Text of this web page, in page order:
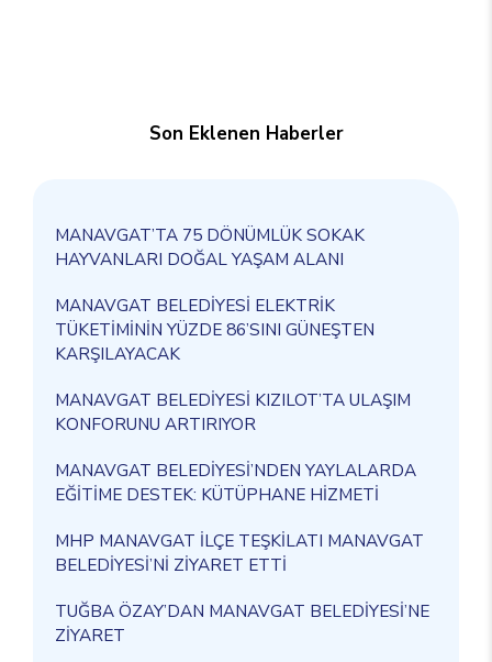
Son Eklenen Haberler
MANAVGAT’TA 75 DÖNÜMLÜK SOKAK
HAYVANLARI DOĞAL YAŞAM ALANI
MANAVGAT BELEDİYESİ ELEKTRİK
TÜKETİMİNİN YÜZDE 86’SINI GÜNEŞTEN
KARŞILAYACAK
MANAVGAT BELEDİYESİ KIZILOT’TA ULAŞIM
KONFORUNU ARTIRIYOR
MANAVGAT BELEDİYESİ’NDEN YAYLALARDA
EĞİTİME DESTEK: KÜTÜPHANE HİZMETİ
MHP MANAVGAT İLÇE TEŞKİLATI MANAVGAT
BELEDİYESİ’Nİ ZİYARET ETTİ
TUĞBA ÖZAY’DAN MANAVGAT BELEDİYESİ’NE
ZİYARET